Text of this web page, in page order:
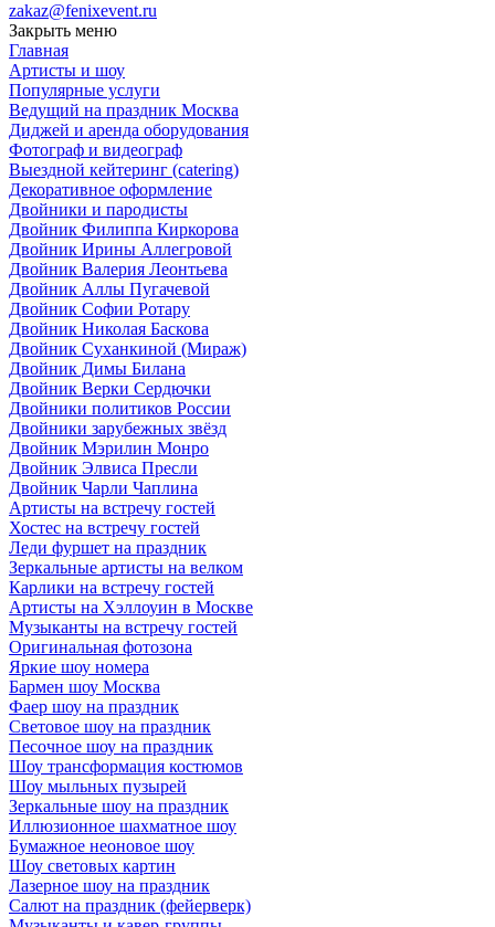
zakaz@fenixevent.ru
Закрыть меню
Главная
Артисты и шоу
Популярные услуги
Ведущий на праздник Москва
Диджей и аренда оборудования
Фотограф и видеограф
Выездной кейтеринг (catering)
Декоративное оформление
Двойники и пародисты
Двойник Филиппа Киркорова
Двойник Ирины Аллегровой
Двойник Валерия Леонтьева
Двойник Аллы Пугачевой
Двойник Софии Ротару
Двойник Николая Баскова
Двойник Суханкиной (Мираж)
Двойник Димы Билана
Двойник Верки Сердючки
Двойники политиков России
Двойники зарубежных звёзд
Двойник Мэрилин Монро
Двойник Элвиса Пресли
Двойник Чарли Чаплина
Артисты на встречу гостей
Хостес на встречу гостей
Леди фуршет на праздник
Зеркальные артисты на велком
Карлики на встречу гостей
Артисты на Хэллоуин в Москве
Музыканты на встречу гостей
Оригинальная фотозона
Яркие шоу номера
Бармен шоу Москва
Фаер шоу на праздник
Световое шоу на праздник
Песочное шоу на праздник
Шоу трансформация костюмов
Шоу мыльных пузырей
Зеркальные шоу на праздник
Иллюзионное шахматное шоу
Бумажное неоновое шоу
Шоу световых картин
Лазерное шоу на праздник
Салют на праздник (фейерверк)